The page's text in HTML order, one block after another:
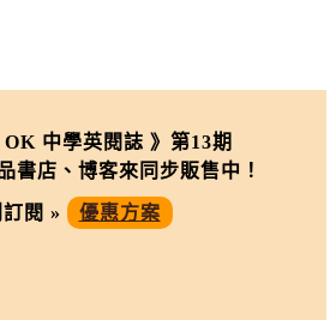
OK 中學英閱誌 》第13期
書店、博客來同步販售中！
閱 » 優惠方案